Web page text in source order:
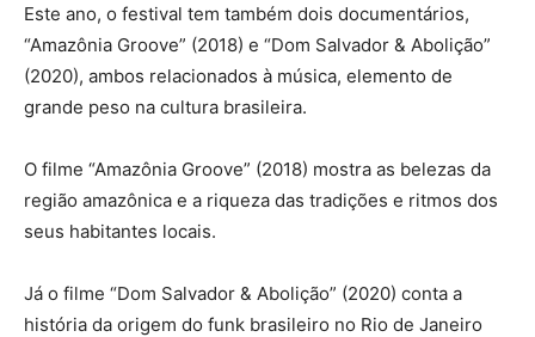
Este ano, o festival tem também dois documentários,
“Amazônia Groove” (2018) e “Dom Salvador & Abolição”
(2020), ambos relacionados à música, elemento de
grande peso na cultura brasileira.
O filme “Amazônia Groove” (2018) mostra as belezas da
região amazônica e a riqueza das tradições e ritmos dos
seus habitantes locais.
Já o filme “Dom Salvador & Abolição” (2020) conta a
história da origem do funk brasileiro no Rio de Janeiro